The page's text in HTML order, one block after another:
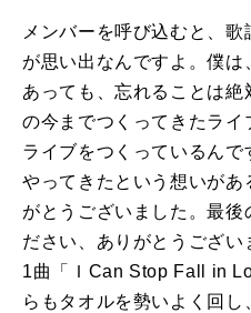
メンバーを呼び込むと、
が思い出なんですよ。僕
あっても、忘れることは
の今までつくってきたラ
ライブをつくっているん
やってきたという想いがあ
がとうございました。最後
ださい、ありがとうござ
1曲「ＩCan Stop Fall in
らもタオルを勢いよく回し